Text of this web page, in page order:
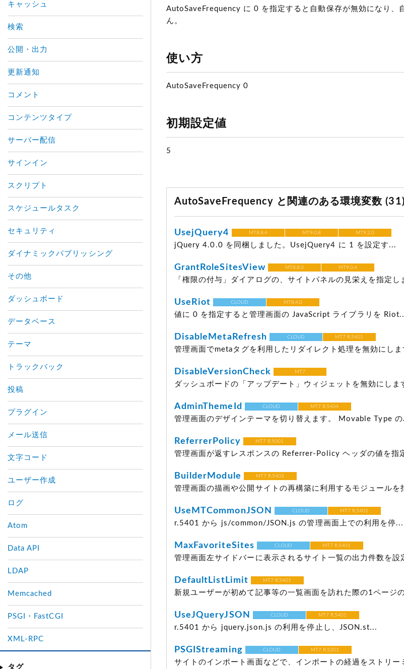
AutoSaveFrequency に 0 を指定すると自動保存が無効になり、
ん。
使い方
AutoSaveFrequency 0
初期設定値
5
AutoSaveFrequency と関連のある環境変数 (31)
UsejQuery4 MT8.8.4 MT9.0.8 MT9.2.0
jQuery 4.0.0 を同梱しました。UsejQuery4 に 1 を設定す...
GrantRoleSitesView MT8.8.0 MT9.0.4
「権限の付与」ダイアログの、サイトパネルの見栄えを指定
UseRiot CLOUD MT8.4.0
値に 0 を指定すると管理画面の JavaScript ライブラリを
DisableMetaRefresh CLOUD MT7 R.5401
管理画面でmetaタグを利用したリダイレクト処理を無効にし
DisableVersionCheck MT7
ダッシュボードの「アップデート」ウィジェットを無効にし
AdminThemeId CLOUD MT7 R.5404
管理画面のデザインテーマを切り替えます。 Movable Type
ReferrerPolicy MT7 R.5001
管理画面が返すレスポンスの Referrer-Policy ヘッダの値を指
BuilderModule MT7 R.5403
管理画面の描画や公開サイトの再構築に利用するモジュール
UseMTCommonJSON CLOUD MT7 R.5401
r.5401 から js/common/JSON.js の管理画面上での利用を停...
MaxFavoriteSites CLOUD MT7 R.5401
管理画面左サイドバーに表示されるサイト一覧の出力件数を設
DefaultListLimit MT7 R.5401
新規ユーザーが初めて記事等の一覧画面を訪れた際の1ページ
UseJQueryJSON CLOUD MT7 R.5401
r.5401 から jquery.json.js の利用を停止し、JSON.st...
PSGIStreaming CLOUD MT7 R.5201
サイトのインポート画面などで、インポートの経過をストリ
キャッシュ
検索
公開・出力
更新通知
コメント
コンテンツタイプ
サーバー配信
サインイン
スクリプト
スケジュールタスク
セキュリティ
ダイナミックパブリッシング
その他
ダッシュボード
データベース
テーマ
トラックバック
投稿
プラグイン
メール送信
文字コード
ユーザー作成
ログ
Atom
Data API
LDAP
Memcached
PSGI・FastCGI
XML-RPC
タグ